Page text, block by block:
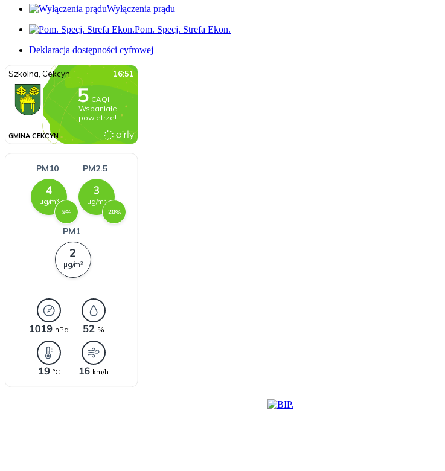
Wyłączenia prądu
Pom. Specj. Strefa Ekon.
Deklaracja dostępności cyfrowej